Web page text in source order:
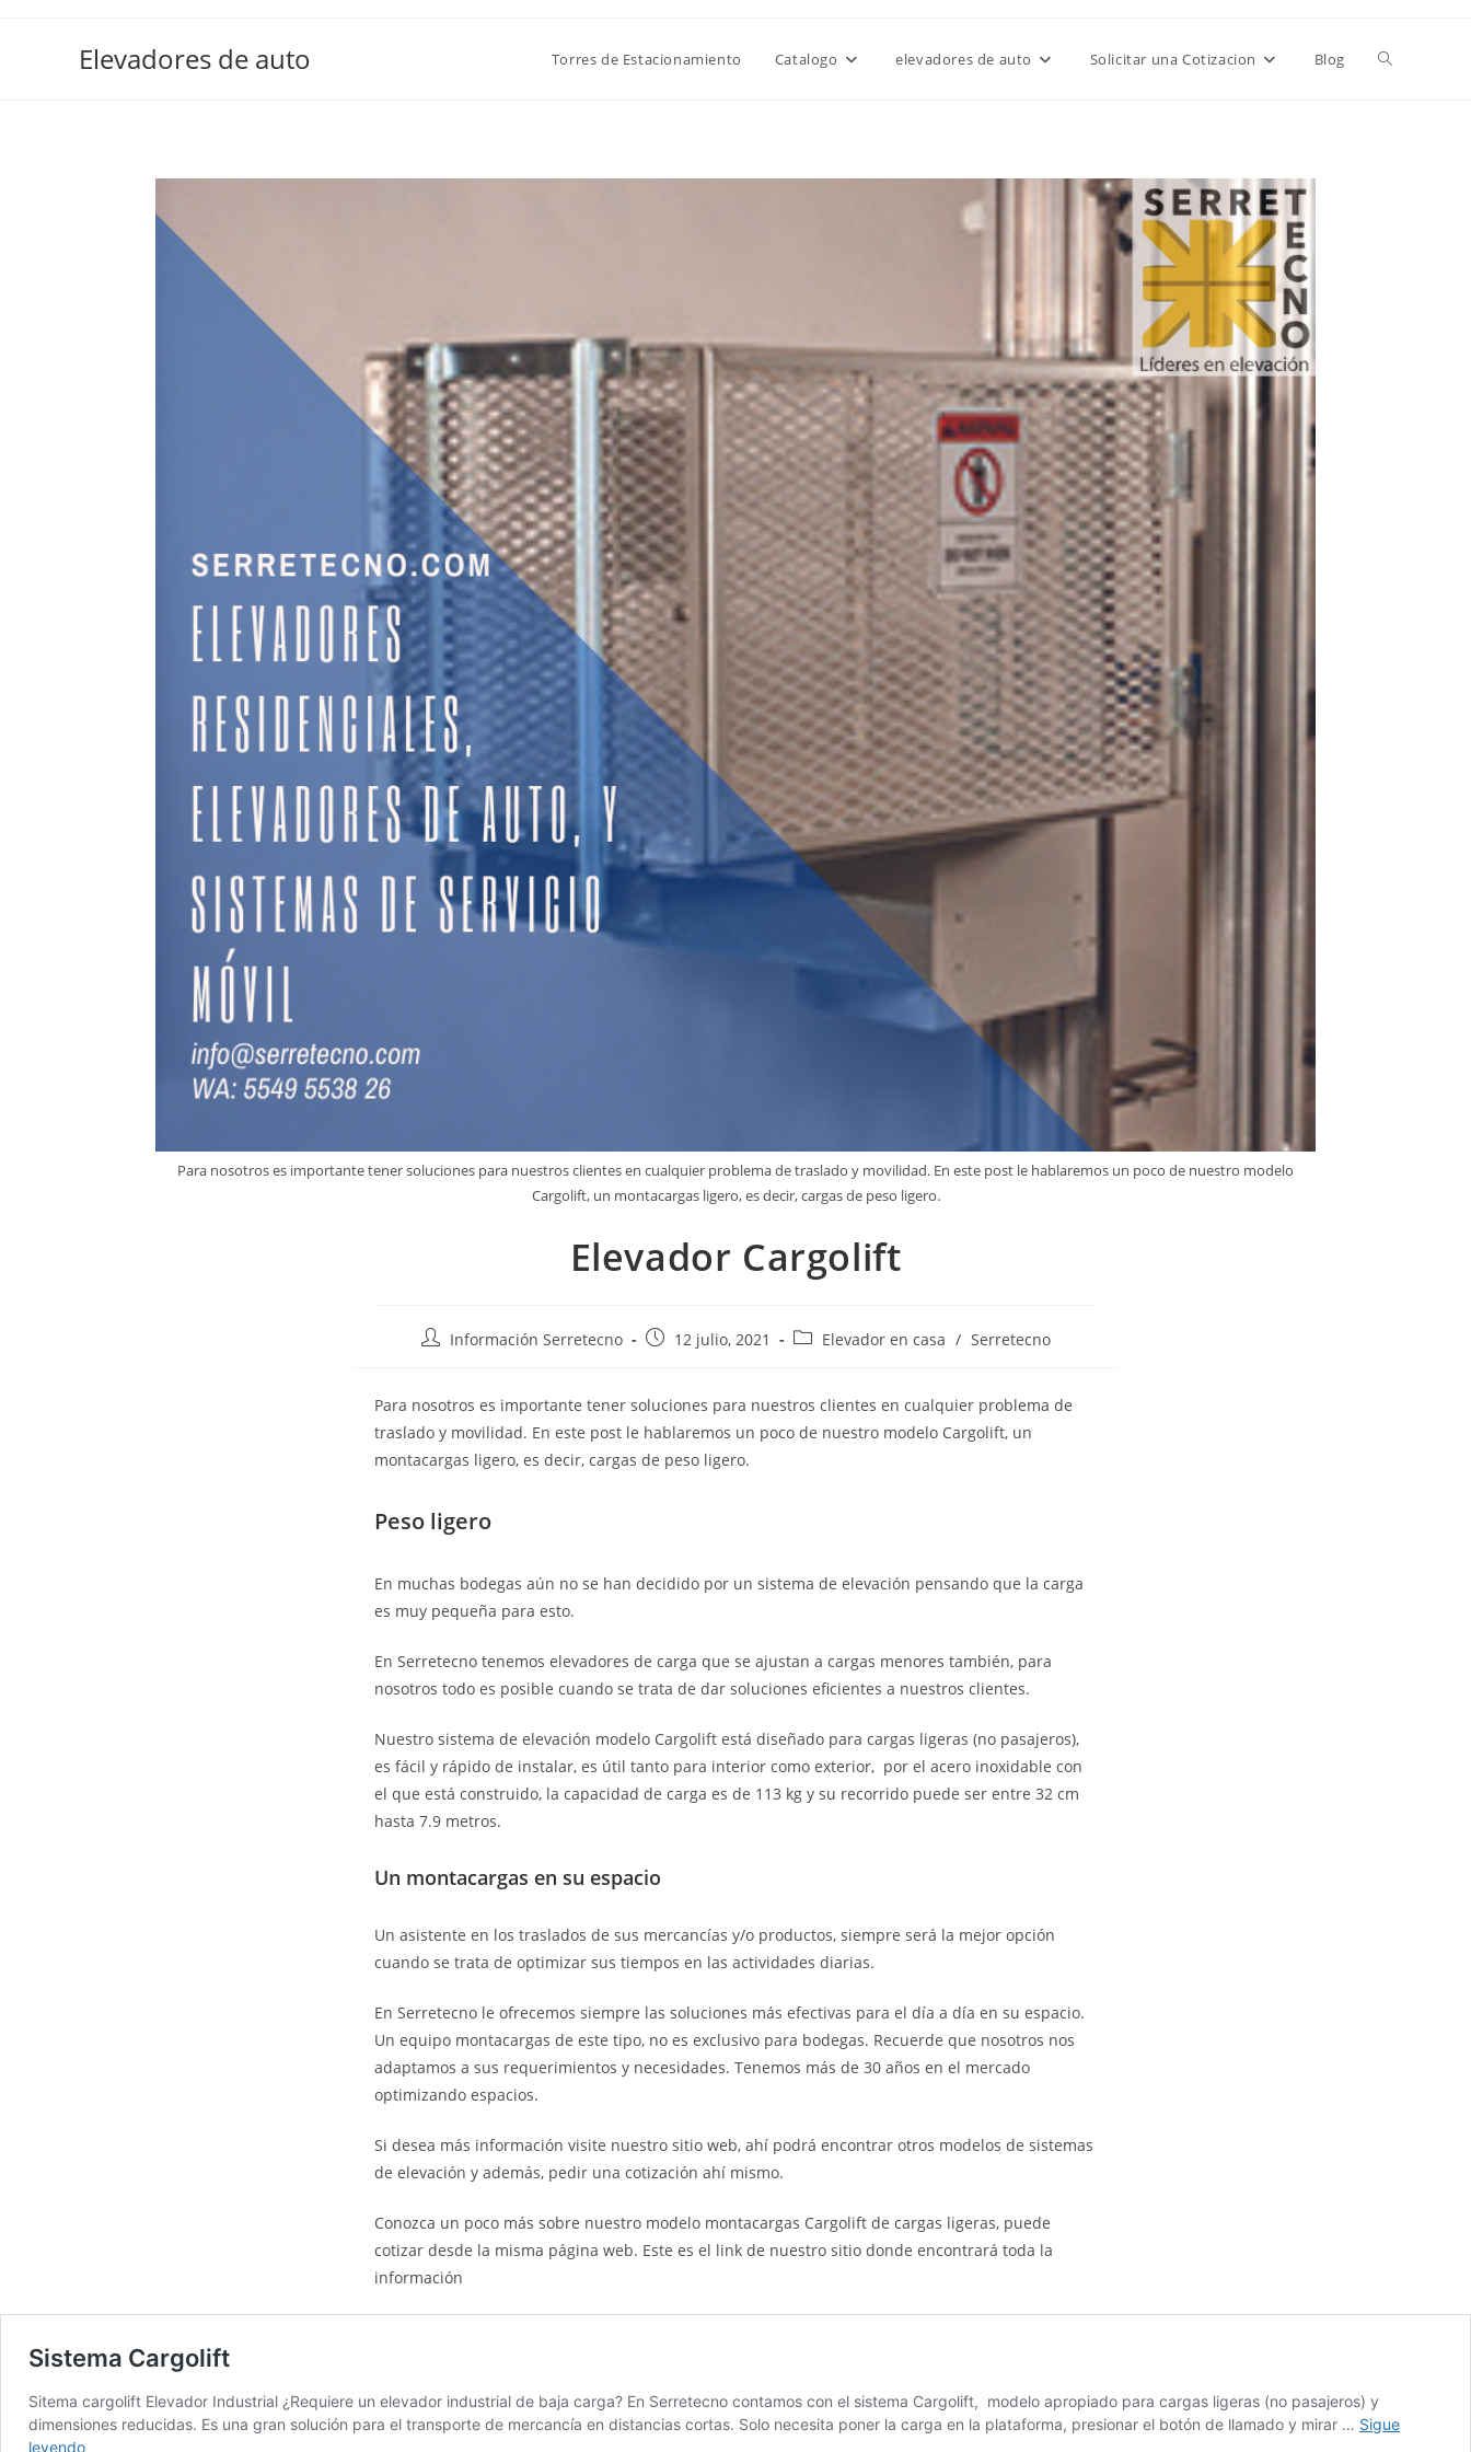
Elevadores de auto Torres de Estacionamiento Catalogo elevadores de auto Solicitar una Cotizacion Blog
Para nosotros es importante tener soluciones para nuestros clientes en cualquier problema de traslado y movilidad. En este post le hablaremos un poco de nuestro modelo
Cargolift, un montacargas ligero, es decir, cargas de peso ligero.
Elevador Cargolift
Información Serretecno 12 julio, 2021 Elevador en casa / Serretecno
Para nosotros es importante tener soluciones para nuestros clientes en cualquier problema de
traslado y movilidad. En este post le hablaremos un poco de nuestro modelo Cargolift, un
montacargas ligero, es decir, cargas de peso ligero.
Peso ligero
En muchas bodegas aún no se han decidido por un sistema de elevación pensando que la carga
es muy pequeña para esto.
En Serretecno tenemos elevadores de carga que se ajustan a cargas menores también, para
nosotros todo es posible cuando se trata de dar soluciones eficientes a nuestros clientes.
Nuestro sistema de elevación modelo Cargolift está diseñado para cargas ligeras (no pasajeros),
es fácil y rápido de instalar, es útil tanto para interior como exterior, por el acero inoxidable con
el que está construido, la capacidad de carga es de 113 kg y su recorrido puede ser entre 32 cm
hasta 7.9 metros.
Un montacargas en su espacio
Un asistente en los traslados de sus mercancías y/o productos, siempre será la mejor opción
cuando se trata de optimizar sus tiempos en las actividades diarias.
En Serretecno le ofrecemos siempre las soluciones más efectivas para el día a día en su espacio.
Un equipo montacargas de este tipo, no es exclusivo para bodegas. Recuerde que nosotros nos
adaptamos a sus requerimientos y necesidades. Tenemos más de 30 años en el mercado
optimizando espacios.
Si desea más información visite nuestro sitio web, ahí podrá encontrar otros modelos de sistemas
de elevación y además, pedir una cotización ahí mismo.
Conozca un poco más sobre nuestro modelo montacargas Cargolift de cargas ligeras, puede
cotizar desde la misma página web. Este es el link de nuestro sitio donde encontrará toda la
información